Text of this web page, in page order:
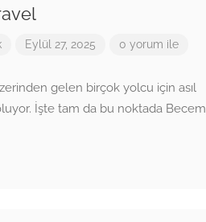
Eylül 27, 2025 0 yorum ile
gelen birçok yolcu için asıl
oluyor. İşte tam da bu noktada Becem